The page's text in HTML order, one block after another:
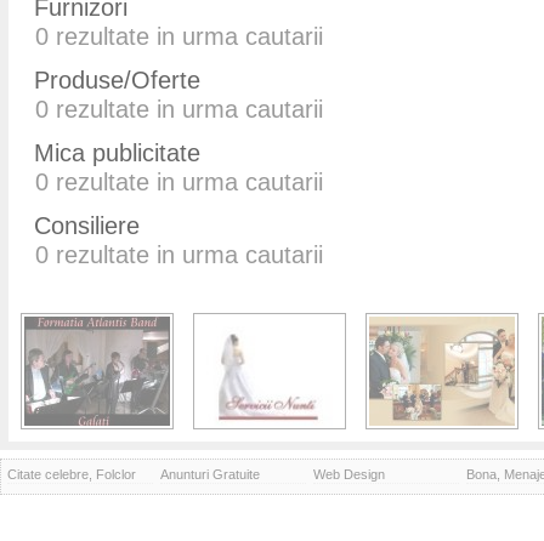
Furnizori
0 rezultate in urma cautarii
Produse/Oferte
0 rezultate in urma cautarii
Mica publicitate
0 rezultate in urma cautarii
Consiliere
0 rezultate in urma cautarii
Citate celebre, Folclor Anunturi Gratuite Web Design Bona,